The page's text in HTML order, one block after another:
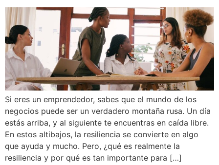
Si eres un emprendedor, sabes que el mundo de los
negocios puede ser un verdadero montaña rusa. Un día
estás arriba, y al siguiente te encuentras en caída libre.
En estos altibajos, la resiliencia se convierte en algo
que ayuda y mucho. Pero, ¿qué es realmente la
resiliencia y por qué es tan importante para […]